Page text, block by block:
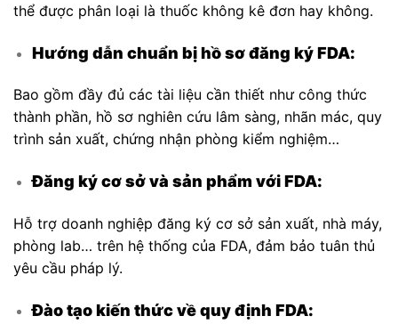
thể được phân loại là thuốc không kê đơn hay không.
Hướng dẫn chuẩn bị hồ sơ đăng ký FDA:
Bao gồm đầy đủ các tài liệu cần thiết như công thức
thành phần, hồ sơ nghiên cứu lâm sàng, nhãn mác, quy
trình sản xuất, chứng nhận phòng kiểm nghiệm…
Đăng ký cơ sở và sản phẩm với FDA:
Hỗ trợ doanh nghiệp đăng ký cơ sở sản xuất, nhà máy,
phòng lab… trên hệ thống của FDA, đảm bảo tuân thủ
yêu cầu pháp lý.
Đào tạo kiến thức về quy định FDA: